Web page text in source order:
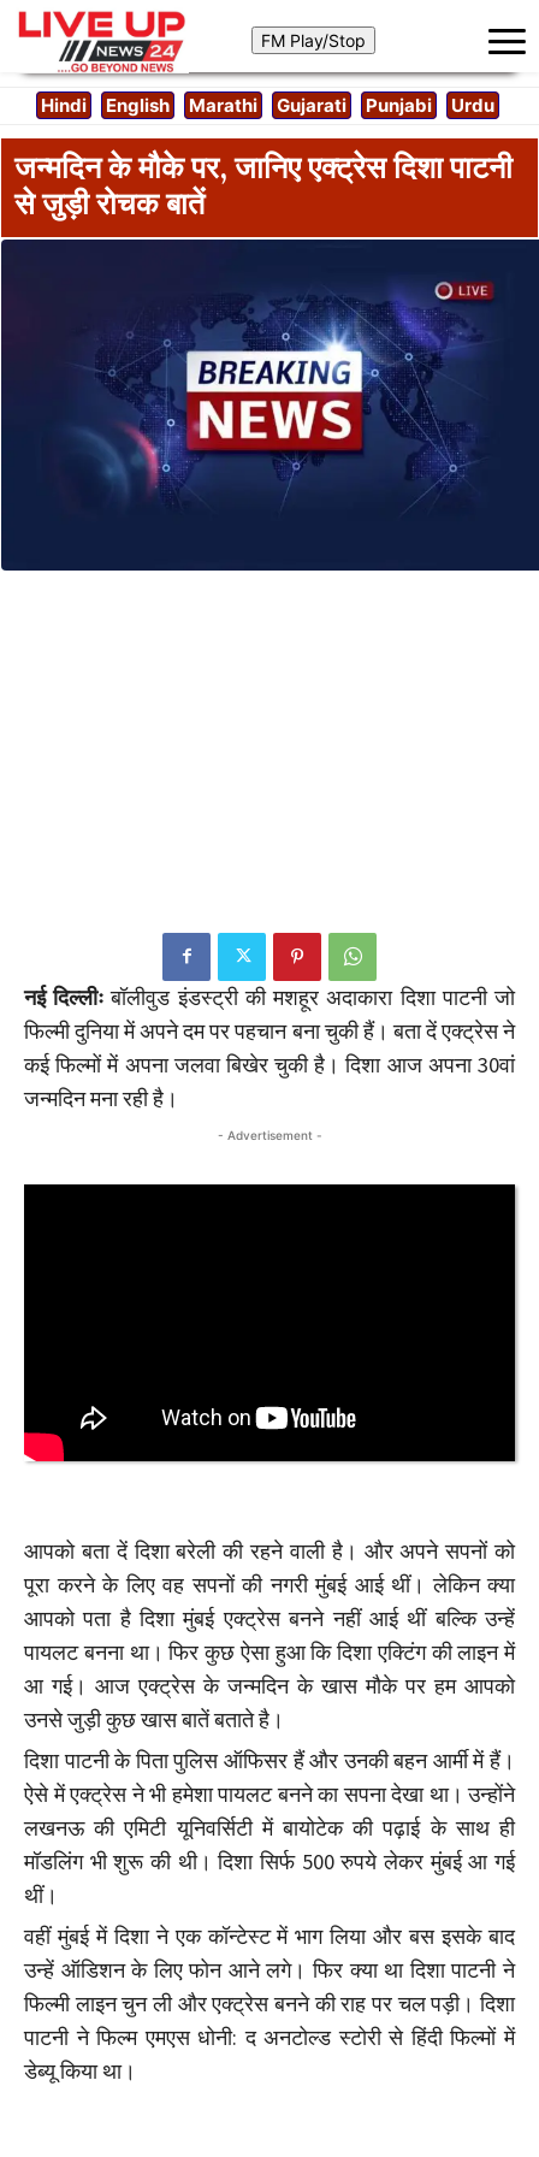
Hindi English Marathi Gujarati Punjabi Urdu
जन्मदिन के मौके पर, जानिए एक्ट्रेस दिशा पाटनी
से जुड़ी रोचक बातें
नई दिल्लीः बॉलीवुड इंडस्ट्री की मशहूर अदाकारा दिशा पाटनी जो
फिल्मी दुनिया में अपने दम पर पहचान बना चुकी हैं। बता दें एक्ट्रेस ने
कई फिल्मों में अपना जलवा बिखेर चुकी है। दिशा आज अपना 30वां
जन्मदिन मना रही है।
- Advertisement -
आपको बता दें दिशा बरेली की रहने वाली है। और अपने सपनों को
पूरा करने के लिए वह सपनों की नगरी मुंबई आई थीं। लेकिन क्या
आपको पता है दिशा मुंबई एक्ट्रेस बनने नहीं आई थीं बल्कि उन्हें
पायलट बनना था। फिर कुछ ऐसा हुआ कि दिशा एक्टिंग की लाइन में
आ गई। आज एक्ट्रेस के जन्मदिन के खास मौके पर हम आपको
उनसे जुड़ी कुछ खास बातें बताते है।
दिशा पाटनी के पिता पुलिस ऑफिसर हैं और उनकी बहन आर्मी में हैं।
ऐसे में एक्ट्रेस ने भी हमेशा पायलट बनने का सपना देखा था। उन्होंने
लखनऊ की एमिटी यूनिवर्सिटी में बायोटेक की पढ़ाई के साथ ही
मॉडलिंग भी शुरू की थी। दिशा सिर्फ 500 रुपये लेकर मुंबई आ गई
थीं।
वहीं मुंबई में दिशा ने एक कॉन्टेस्ट में भाग लिया और बस इसके बाद
उन्हें ऑडिशन के लिए फोन आने लगे। फिर क्या था दिशा पाटनी ने
फिल्मी लाइन चुन ली और एक्ट्रेस बनने की राह पर चल पड़ी। दिशा
पाटनी ने फिल्म एमएस धोनी: द अनटोल्ड स्टोरी से हिंदी फिल्मों में
डेब्यू किया था।